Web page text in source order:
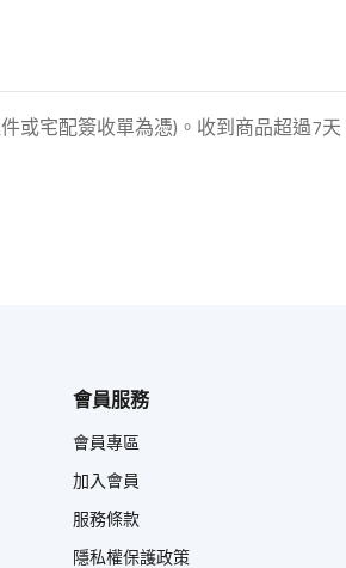
宅配簽收單為憑)。收到商品超過7
會員服務
會員專區
加入會員
服務條款
隱私權保護政策